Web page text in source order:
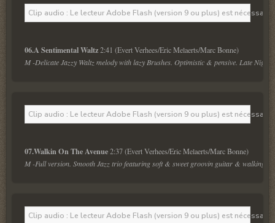
Clip audio : Le lecteur Adobe Flash (version 9 ou plus) est
06.A Sentimental Waltz
2:41 (Evert Verhees/Eric Melaerts/Marc Bonne)
M -Delicate Jazzy Waltz melody with lazy Brushes. Optimistic & pensive. Late
Clip audio : Le lecteur Adobe Flash (version 9 ou plus) est
07.Walkin On The Avenue
2:37 (Evert Verhees/Eric Melaerts/Marc Bonne)
M -Full version. Smooth Jazz trio featuring soft & sweet groovin guitar & walking
Clip audio : Le lecteur Adobe Flash (version 9 ou plus) est